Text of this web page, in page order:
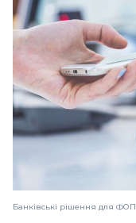
Банківські рішення для ФОП